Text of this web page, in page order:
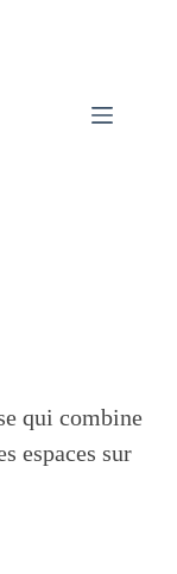
qui combine
espaces sur